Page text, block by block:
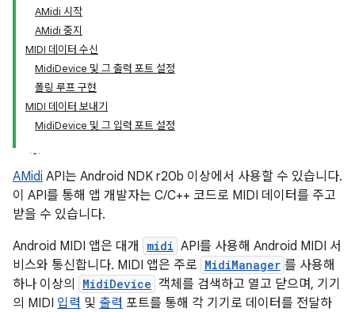
AMidi 시작
AMidi 중지
MIDI 데이터 수신
MidiDevice 및 그 출력 포트 설정
폴링 루프 구현
MIDI 데이터 보내기
MidiDevice 및 그 입력 포트 설정
AMidi API는 Android NDK r20b 이상에서 사용할 수 있습니다.
이 API를 통해 앱 개발자는 C/C++ 코드로 MIDI 데이터를 주고
받을 수 있습니다.
Android MIDI 앱은 대개
midi API를 사용해 Android MIDI 서
비스와 통신합니다. MIDI 앱은 주로 MidiManager 를 사용해
하나 이상의
MidiDevice 객체를 검색하고 열고 닫으며, 기기
의 MIDI 입력 및 출력 포트를 통해 각 기기로 데이터를 전달하